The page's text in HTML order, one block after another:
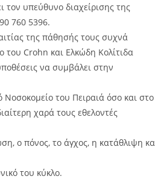
τον υπεύθυνο διαχείρισης της
760 5396.
της πάθησής τους συχνά
του Crohn και Ελκώδη Κολίτιδα
να συμβάλει στην
του Πειραιά όσο και στο
χαρά τους εθελοντές
ο πόνος, το άγχος, η κατάθλιψη
του κύκλο.